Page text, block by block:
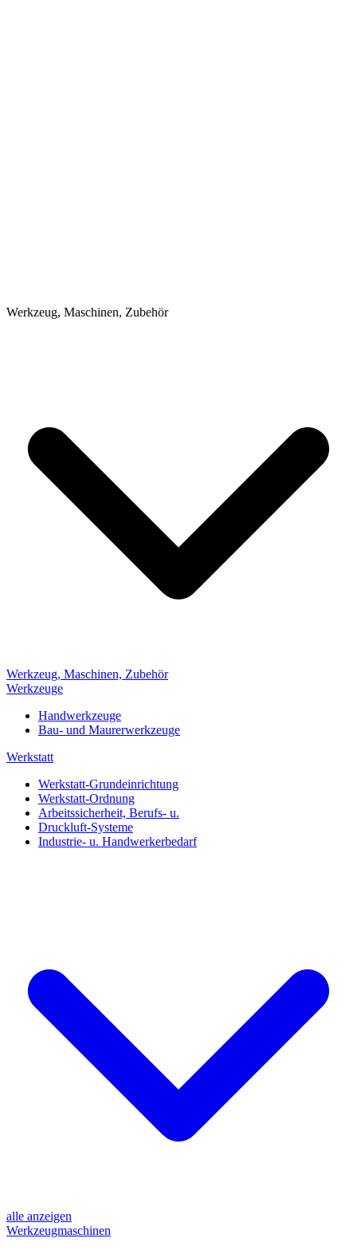
Werkzeug, Maschinen, Zubehör
Werkzeug, Maschinen, Zubehör
Werkzeuge
Handwerkzeuge
Bau- und Maurerwerkzeuge
Werkstatt
Werkstatt-Grundeinrichtung
Werkstatt-Ordnung
Arbeitssicherheit, Berufs- u.
Druckluft-Systeme
Industrie- u. Handwerkerbedarf
alle anzeigen
Werkzeugmaschinen